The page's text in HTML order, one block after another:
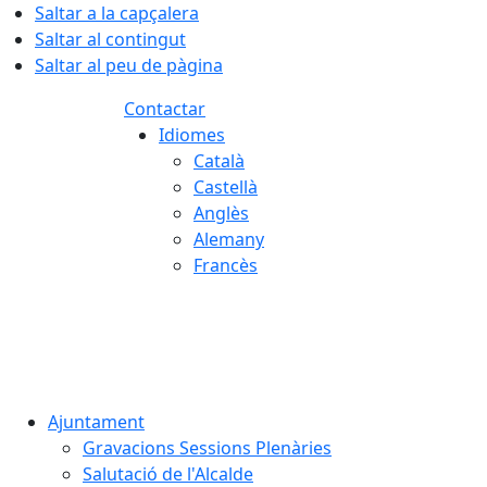
Saltar a la capçalera
Saltar al contingut
Saltar al peu de pàgina
Contactar
Idiomes
Català
Castellà
Anglès
Alemany
Francès
Ajuntament
Gravacions Sessions Plenàries
Salutació de l'Alcalde